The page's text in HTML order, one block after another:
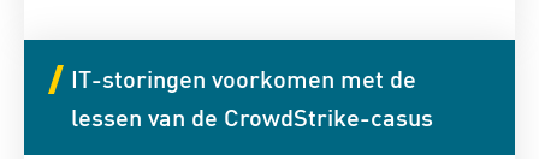
IT-storingen voorkomen met de
lessen van de CrowdStrike-casus